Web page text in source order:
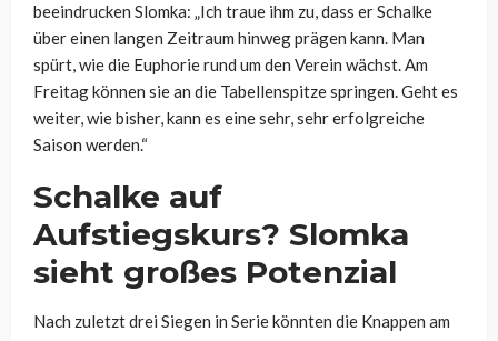
beeindrucken Slomka: „Ich traue ihm zu, dass er Schalke
über einen langen Zeitraum hinweg prägen kann. Man
spürt, wie die Euphorie rund um den Verein wächst. Am
Freitag können sie an die Tabellenspitze springen. Geht es
weiter, wie bisher, kann es eine sehr, sehr erfolgreiche
Saison werden.“
Schalke auf
Aufstiegskurs? Slomka
sieht großes Potenzial
Nach zuletzt drei Siegen in Serie könnten die Knappen am